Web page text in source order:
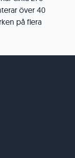
över 40
på flera